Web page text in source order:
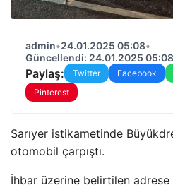
admin•24.01.2025 05:08•
Güncellendi: 24.01.2025 05:08
Paylaş: Twitter Facebook
Pinterest
Sarıyer istikametinde
otomobil çarpıştı.
İhbar üzerine belirtilen